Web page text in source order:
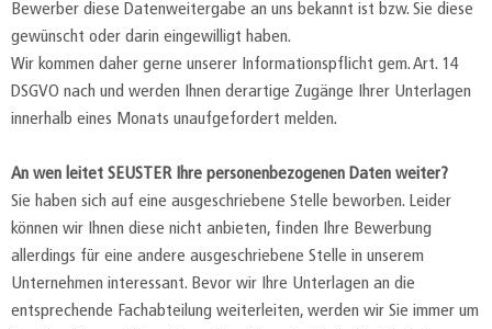
Bewerber diese Datenweitergabe an uns bekannt ist bzw. Sie diese
gewünscht oder darin eingewilligt haben.
Wir kommen daher gerne unserer Informationspflicht gem. Art. 14
DSGVO nach und werden Ihnen derartige Zugänge Ihrer Unterlagen
innerhalb eines Monats unaufgefordert melden.
An wen leitet SEUSTER Ihre personenbezogenen Daten weiter?
Sie haben sich auf eine ausgeschriebene Stelle beworben. Leider
können wir Ihnen diese nicht anbieten, finden Ihre Bewerbung
allerdings für eine andere ausgeschriebene Stelle in unserem
Unternehmen interessant. Bevor wir Ihre Unterlagen an die
entsprechende Fachabteilung weiterleiten, werden wir Sie immer um